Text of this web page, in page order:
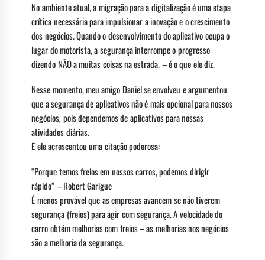
No ambiente atual, a migração para a digitalização é uma etapa
crítica necessária para impulsionar a inovação e o crescimento
dos negócios. Quando o desenvolvimento do aplicativo ocupa o
lugar do motorista, a segurança interrompe o progresso
dizendo NÃO a muitas coisas na estrada. – é o que ele diz.
Nesse momento, meu amigo Daniel se envolveu e argumentou
que a segurança de aplicativos não é mais opcional para nossos
negócios, pois dependemos de aplicativos para nossas
atividades diárias.
E ele acrescentou uma citação poderosa:
“Porque temos freios em nossos carros, podemos dirigir
rápido” – Robert Garigue
É menos provável que as empresas avancem se não tiverem
segurança (freios) para agir com segurança. A velocidade do
carro obtém melhorias com freios – as melhorias nos negócios
são a melhoria da segurança.